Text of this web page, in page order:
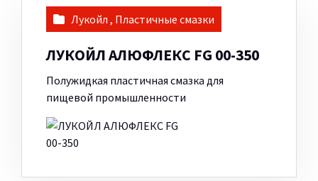
Лукойл , Пластичные смазки
ЛУКОЙЛ АЛЮФЛЕКС FG 00-350
Полужидкая пластичная смазка для
пищевой промышленности